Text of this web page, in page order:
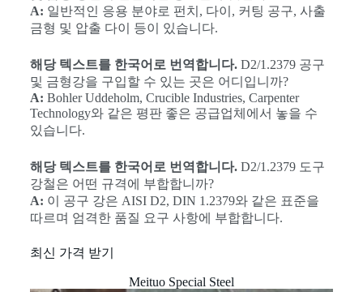
A: 일반적인 응용 분야로 펀치, 다이, 커팅 공구, 사출
금형 및 압출 다이 등이 있습니다.
해당 텍스트를 한국어로 번역합니다.D2/1.2379 공구
및 금형강을 구입할 수 있는 곳은 어디입니까?
A: Bohler Uddeholm, Crucible Industries, Carpenter
Technology와 같은 평판 좋은 공급업체에서 놓을 수
있습니다.
해당 텍스트를 한국어로 번역합니다.D2/1.2379 도구
강철은 어떤 규격에 부합합니까?
A: 이 공구 강은 AISI D2, DIN 1.2379와 같은 표준을
따르며 엄격한 품질 요구 사항에 부합합니다.
최신 가격 받기
Meituo Special Steel